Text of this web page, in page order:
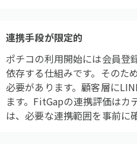
連携手段が限定的
ポチコの利用開始には会員登
依存する仕組みです。そのた
必要があります。顧客層に
ます。FitGapの連携評価はカ
は、必要な連携範囲を事前に